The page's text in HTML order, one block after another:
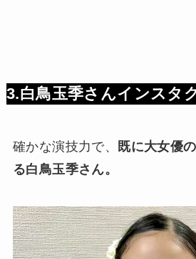
3.白鳥玉季さんインスタ
確かな演技力で、
既に大女優
る白鳥玉季さん。